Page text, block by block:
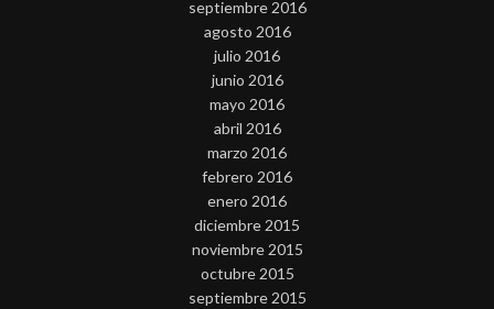
septiembre 2016
agosto 2016
julio 2016
junio 2016
mayo 2016
abril 2016
marzo 2016
febrero 2016
enero 2016
diciembre 2015
noviembre 2015
octubre 2015
septiembre 2015